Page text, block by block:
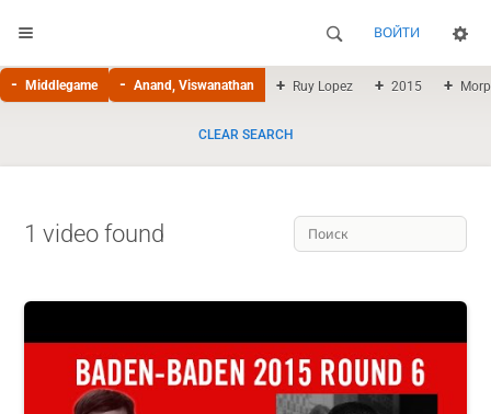
ВОЙТИ
Middlegame Anand, Viswanathan Ruy Lopez 2015
CLEAR SEARCH
1 video found